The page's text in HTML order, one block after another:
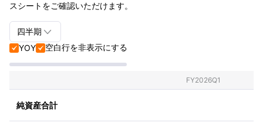
スシートをご確認いただけます。
四半期 
YOY空白行を非表示にする
FY2026Q1
純資産合計